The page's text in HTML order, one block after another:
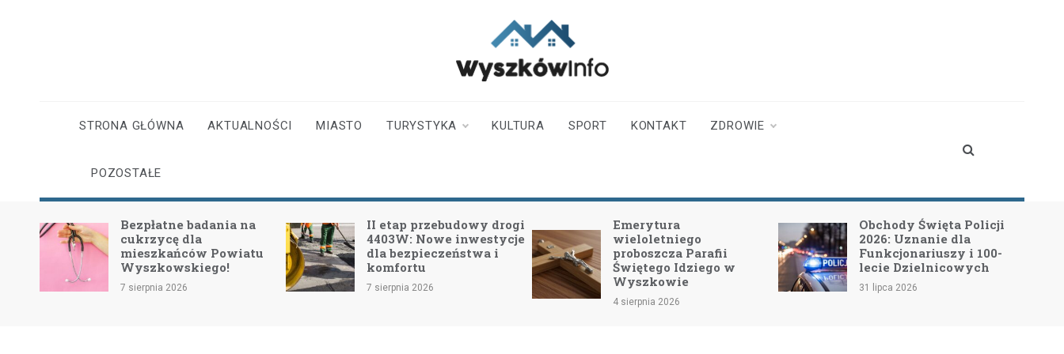
STRONA GŁÓWNA AKTUALNOŚCI MIASTO TURYSTYKA KULTURA SPORT KONTAKT ZDROWIE
POZOSTAŁE
Bezpłatne badania na
cukrzycę dla
mieszkańców Powiatu
Wyszkowskiego!
7 sierpnia 2026
II etap przebudowy drogi
4403W: Nowe inwestycje
dla bezpieczeństwa i
komfortu
7 sierpnia 2026
Emerytura
wieloletniego
proboszcza Parafii
Świętego Idziego w
Wyszkowie
4 sierpnia 2026
Obchody Święta Policji
2026: Uznanie dla
Funkcjonariuszy i 100-
lecie Dzielnicowych
31 lipca 2026